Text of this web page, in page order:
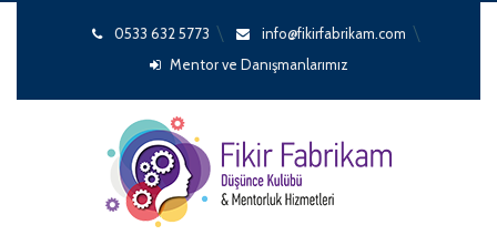
0533 632 5773
info@fikirfabrikam.com
Mentor ve Danışmanlarımız